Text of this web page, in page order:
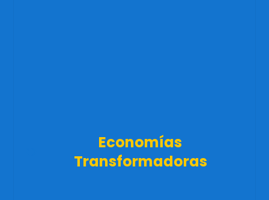
Economías
Transformadoras